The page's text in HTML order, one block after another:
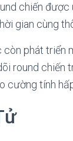
chiến
gian cùng
còn phát
round
cường tính